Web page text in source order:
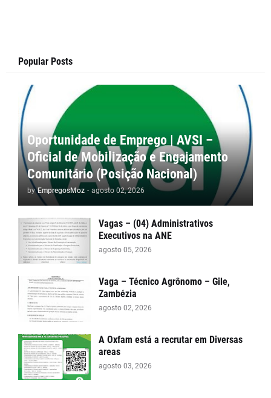
Popular Posts
Oportunidade de Emprego | AVSI –
Oficial de Mobilização e Engajamento
Comunitário (Posição Nacional)
by EmpregosMoz - agosto 02, 2026
Vagas – (04) Administrativos
Executivos na ANE
agosto 05, 2026
Vaga – Técnico Agrônomo – Gile,
Zambézia
agosto 02, 2026
A Oxfam está a recrutar em Diversas
areas
agosto 03, 2026